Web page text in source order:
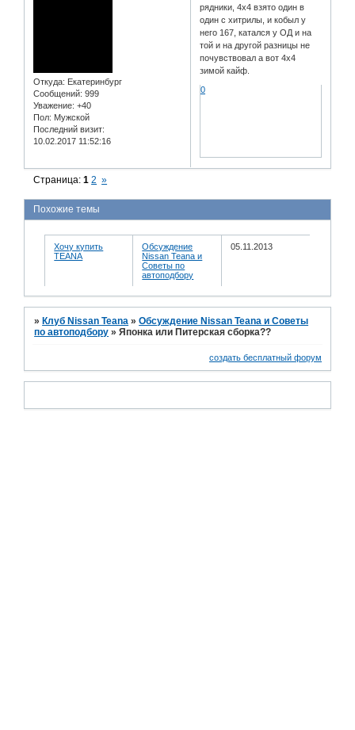
Откуда: Екатеринбург
Сообщений: 999
Уважение: +40
Пол: Мужской
Последний визит:
10.02.2017 11:52:16
рядники, 4х4 взято один в
один с хитрилы, и кобыл у
него 167, катался у ОД и на
той и на другой разницы не
почувствовал а вот 4х4
зимой кайф.
0
Страница:1 2 »
Похожие темы
Хочу купить
TEANA
Обсуждение
Nissan Teana и
Советы по
автоподбору
05.11.2013
» Клуб Nissan Teana »Обсуждение Nissan Teana и Советы
по автоподбору »Японка или Питерская сборка??
создать бесплатный форум